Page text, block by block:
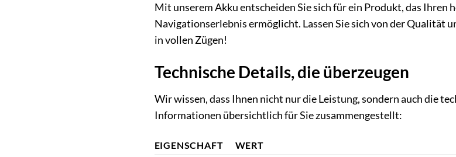
Mit unserem Akku entscheiden Sie sich für ein Produkt, das
Navigationserlebnis ermöglicht. Lassen Sie sich von der Qualität
in vollen Zügen!
Technische Details, die überzeugen
Wir wissen, dass Ihnen nicht nur die Leistung, sondern auch die
Informationen übersichtlich für Sie zusammengestellt:
EIGENSCHAFT
WERT